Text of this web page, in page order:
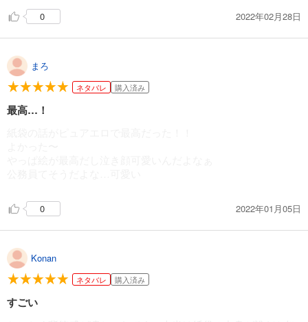
者さん。
0 2022年02月28日
まろ
ネタバレ 購入済み
最高…！
0 2022年01月05日
Konan
ネタバレ 購入済み
すごい